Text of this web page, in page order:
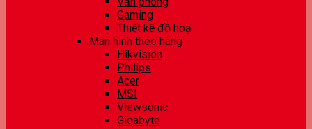
Gaming
Thiết kế đồ hoạ
Màn hình theo hãng
Hikvision
Philips
Acer
MSI
Viewsonic
Gigabyte